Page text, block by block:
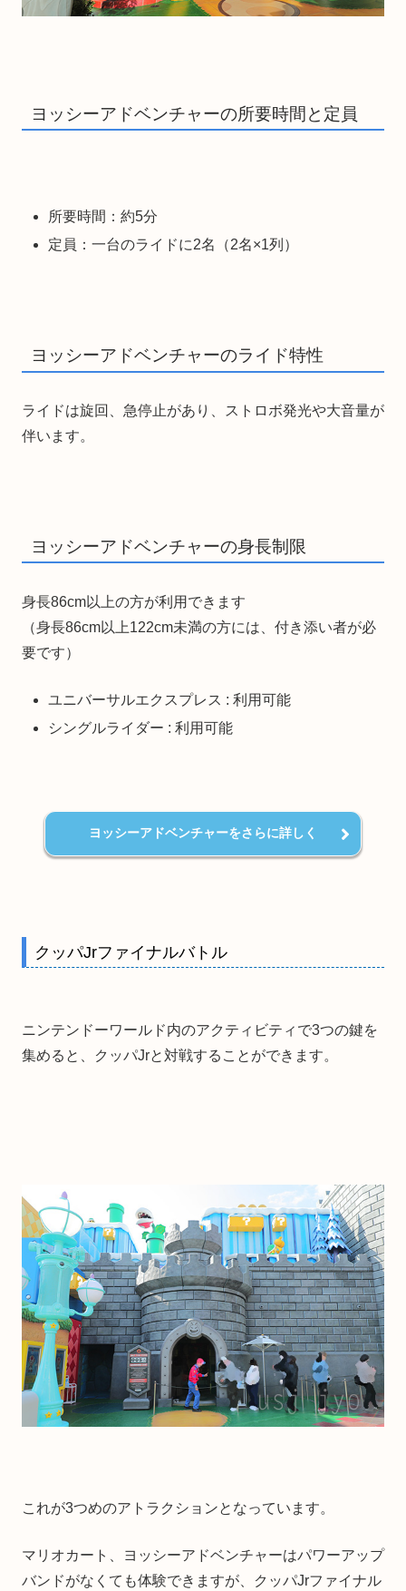
ヨッシーアドベンチャーの所要時間と定員
所要時間：約5分
定員：一台のライドに2名（2名×1列）
ヨッシーアドベンチャーのライド特性
ライドは旋回、急停止があり、ストロボ発光や大音量が
伴います。
ヨッシーアドベンチャーの身長制限
身長86cm以上の方が利用できます
（身長86cm以上122cm未満の方には、付き添い者が必
要です）
ユニバーサルエクスプレス : 利用可能
シングルライダー : 利用可能
ヨッシーアドベンチャーをさらに詳しく
クッパJrファイナルバトル
ニンテンドーワールド内のアクティビティで3つの鍵を
集めると、クッパJrと対戦することができます。
これが3つめのアトラクションとなっています。
マリオカート、ヨッシーアドベンチャーはパワーアップ
バンドがなくても体験できますが、クッパJrファイナル